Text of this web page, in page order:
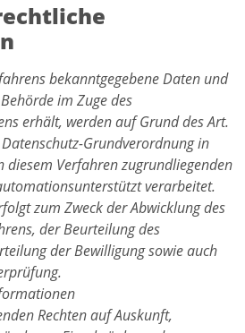
bekanntgegebene Daten und
im Zuge des
erhält, werden auf Grund des Art.
Grundverordnung in
diesem Verfahren zugrundliegenden
verarbeitet.
zum Zweck der Abwicklung des
der Beurteilung des
der Bewilligung sowie auch
Rechten auf Auskunft,